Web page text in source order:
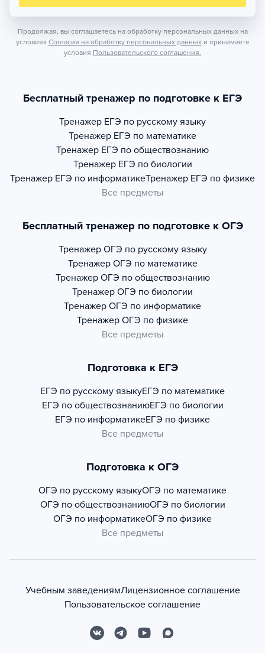
Продолжая, вы соглашаетесь на обработку персональных данных на
условиях Согласия на обработку персональных данных и принимаете
условия Пользовательского соглашения.
Бесплатный тренажер по подготовке к ЕГЭ
Тренажер ЕГЭ по русскому языку
Тренажер ЕГЭ по математике
Тренажер ЕГЭ по обществознанию
Тренажер ЕГЭ по биологии
Тренажер ЕГЭ по информатикеТренажер ЕГЭ по физике
Все предметы
Бесплатный тренажер по подготовке к ОГЭ
Тренажер ОГЭ по русскому языку
Тренажер ОГЭ по математике
Тренажер ОГЭ по обществознанию
Тренажер ОГЭ по биологии
Тренажер ОГЭ по информатике
Тренажер ОГЭ по физике
Все предметы
Подготовка к ЕГЭ
ЕГЭ по русскому языкуЕГЭ по математике
ЕГЭ по обществознаниюЕГЭ по биологии
ЕГЭ по информатикеЕГЭ по физике
Все предметы
Подготовка к ОГЭ
ОГЭ по русскому языкуОГЭ по математике
ОГЭ по обществознаниюОГЭ по биологии
ОГЭ по информатикеОГЭ по физике
Все предметы
Учебным заведениямЛицензионное соглашение
Пользовательское соглашение